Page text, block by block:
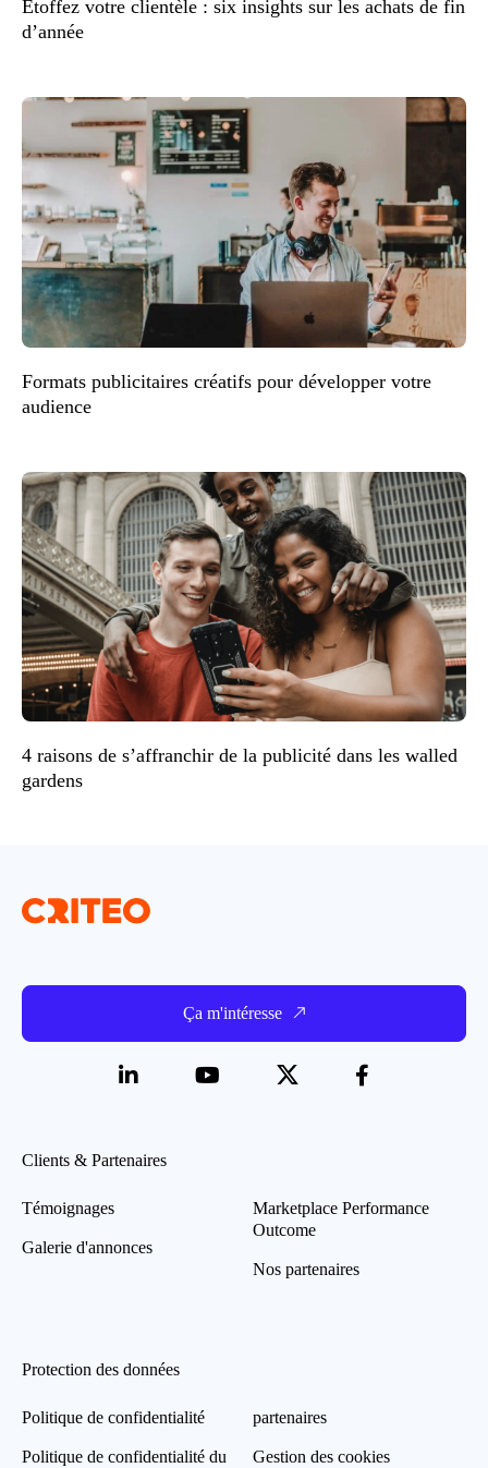
Étoffez votre clientèle : six insights sur les achats de fin
d’année
Formats publicitaires créatifs pour développer votre
audience
4 raisons de s’affranchir de la publicité dans les walled
gardens
Ça m'intéresse
Clients & Partenaires
Témoignages
Galerie d'annonces
Marketplace Performance
Outcome
Nos partenaires
Protection des données
Politique de confidentialité
Politique de confidentialité du
partenaires
Gestion des cookies